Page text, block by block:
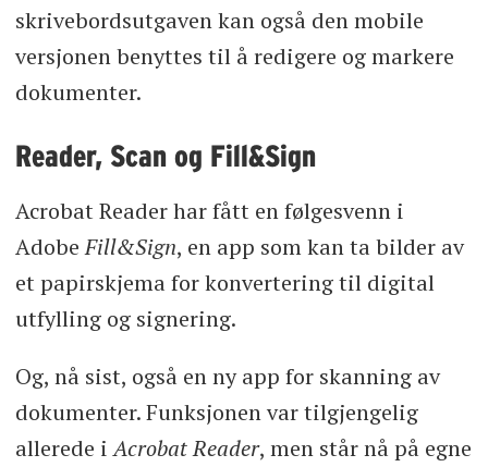
skrivebordsutgaven kan også den mobile
versjonen benyttes til å redigere og markere
dokumenter.
Reader, Scan og Fill&Sign
Acrobat Reader har fått en følgesvenn i
AdobeFill&Sign, en app som kan ta bilder av
et papirskjema for konvertering til digital
utfylling og signering.
Og, nå sist, også en ny app for skanning av
dokumenter. Funksjonen var tilgjengelig
allerede iAcrobat Reader, men står nå på egne